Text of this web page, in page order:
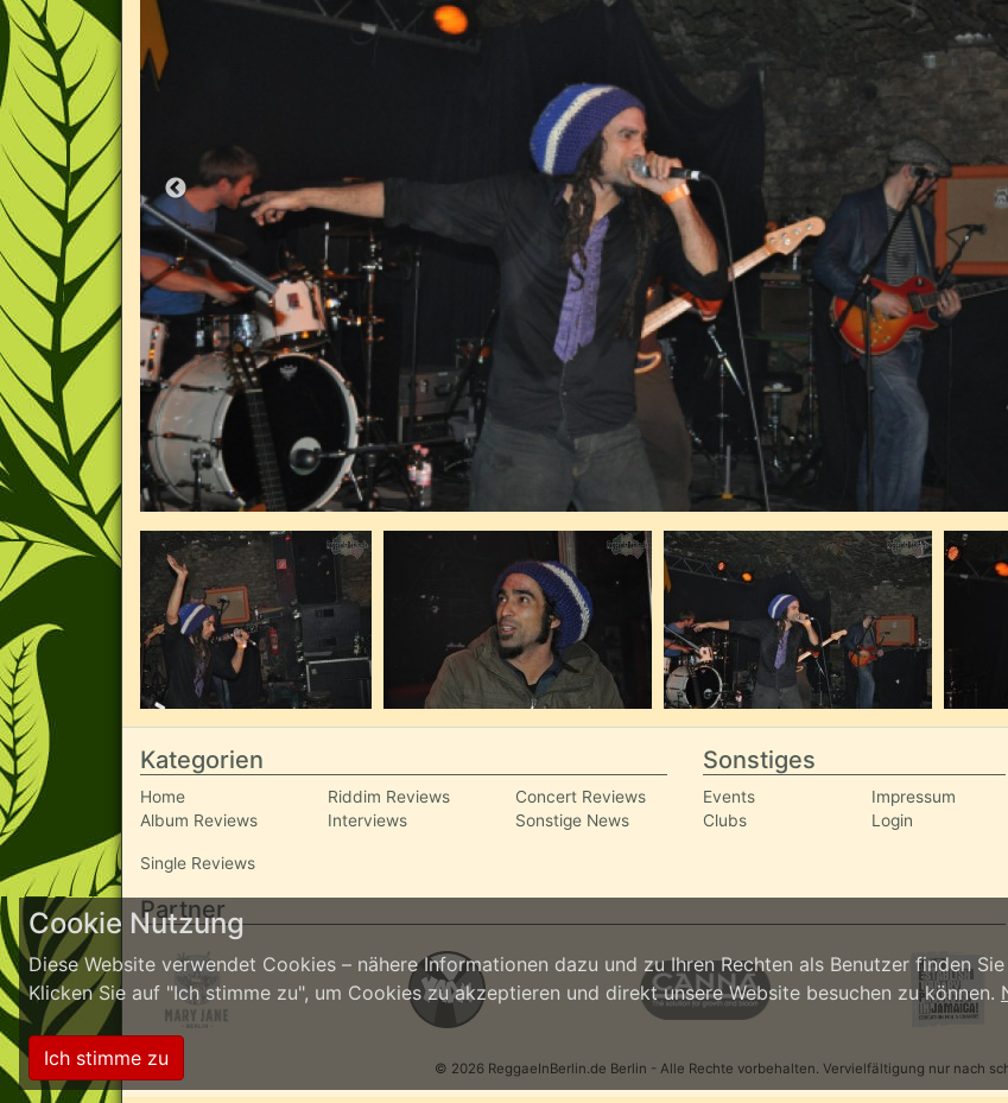
Kategorien
Home
Album Reviews
Riddim Reviews
Interviews
Concert Reviews
Sonstige News
Single Reviews
Sonstiges
Events
Clubs
Impressum
Login
Partner
© 2026 ReggaeInBerlin.de Berlin - Alle Rechte vorbehalten. Vervielfältigung nur nach
Cookie Nutzung
Diese Website verwendet Cookies – nähere Informationen dazu und zu Ihren Rechten als Benutzer finden
Klicken Sie auf "Ich stimme zu", um Cookies zu akzeptieren und direkt unsere Website besuchen zu können.
Ich stimme zu